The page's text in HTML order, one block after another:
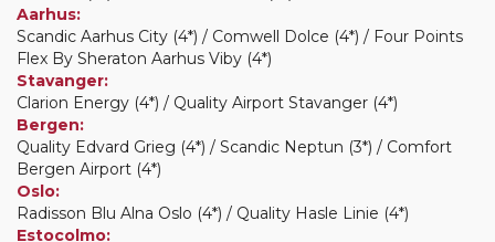
Aarhus:
Scandic Aarhus City (4*) / Comwell Dolce (4*) / Four Points
Flex By Sheraton Aarhus Viby (4*)
Stavanger:
Clarion Energy (4*) / Quality Airport Stavanger (4*)
Bergen:
Quality Edvard Grieg (4*) / Scandic Neptun (3*) / Comfort
Bergen Airport (4*)
Oslo:
Radisson Blu Alna Oslo (4*) / Quality Hasle Linie (4*)
Estocolmo: